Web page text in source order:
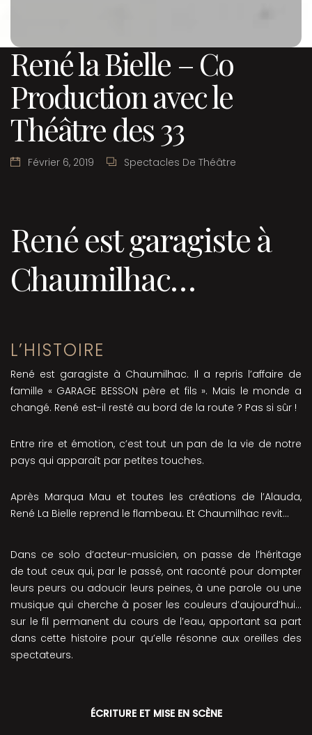
René la Bielle – Co
Production avec le
Théâtre des 33
Février 6, 2019 Spectacles De Théâtre
René est garagiste à
Chaumilhac…
L’HISTOIRE
René est garagiste à Chaumilhac. Il a repris l’affaire de
famille « GARAGE BESSON père et fils ». Mais le monde a
changé. René est-il resté au bord de la route ? Pas si sûr !
Entre rire et émotion, c’est tout un pan de la vie de notre
pays qui apparaît par petites touches.
Après Marqua Mau et toutes les créations de l’Alauda,
René La Bielle reprend le flambeau. Et Chaumilhac revit…
Dans ce solo d’acteur-musicien, on passe de l’héritage
de tout ceux qui, par le passé, ont raconté pour dompter
leurs peurs ou adoucir leurs peines, à une parole ou une
musique qui cherche à poser les couleurs d’aujourd’hui…
sur le fil permanent du cours de l’eau, apportant sa part
dans cette histoire pour qu’elle résonne aux oreilles des
spectateurs.
ÉCRITURE ET MISE EN SCÈNE